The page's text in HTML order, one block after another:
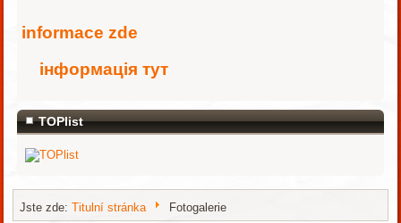
informace zde
інформація тут
TOPlist
Jste zde:Titulní stránka Fotogalerie